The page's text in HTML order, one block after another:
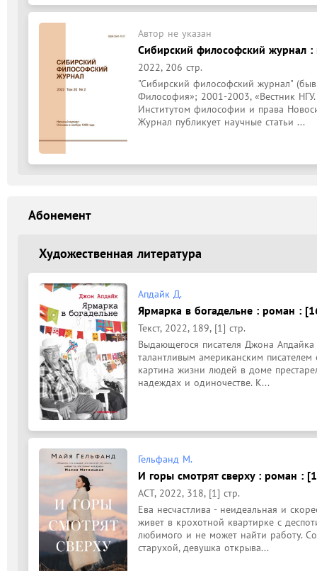
Автор не указан
Сибирский философский журнал
2022, 206 стр.
"Сибирский философский журнал"
Философия»; 2001-2003, «Вестник
Институтом философии и права
Журнал публикует научные статьи ...
Абонемент
Художественная литература
Апдайк Д.
Ярмарка в богадельне : роман :
Текст, 2022, 189, [1] стр.
Выдающегося писателя Джона
талантливым американским
картина жизни людей в доме
надеждах и одиночестве. К...
Гельфанд М.
И горы смотрят сверху : роман :
АСТ, 2022, 318, [1] стр.
Ева несчастлива - неидеальная и
живет в крохотной квартирке с
любимого и не может найти работу.
старухой, девушка открыва...